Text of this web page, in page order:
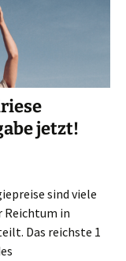
jetzt!
sind viele
Reichtum in
Das reichste 1